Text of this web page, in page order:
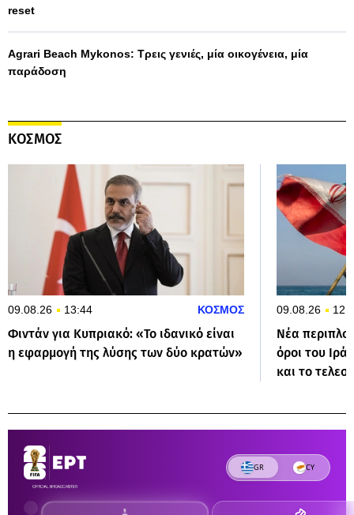
reset
Agrari Beach Mykonos: Τρεις γενιές, μία οικογένεια, μία
παράδοση
ΚΟΣΜΟΣ
09.08.26 13:44 ΚΟΣΜΟΣ
Φιντάν για Κυπριακό: «Το ιδανικό είναι
η εφαρμογή της λύσης των δύο κρατών»
09.08.26
Νέα
όροι του
και το